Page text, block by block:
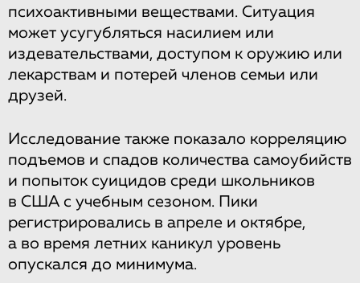
психоактивными веществами. Ситуация
может усугубляться насилием или
издевательствами, доступом к оружию или
лекарствам и потерей членов семьи или
друзей.
Исследование также показало корреляцию
подъемов и спадов количества самоубийств
и попыток суицидов среди школьников
в США с учебным сезоном. Пики
регистрировались в апреле и октябре,
а во время летних каникул уровень
опускался до минимума.